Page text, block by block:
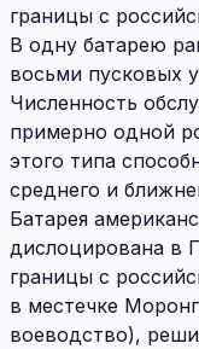
границы с
В одну батарею
восьми пусковых
Численность
примерно одной
этого типа
среднего и
Батарея
дислоцирована в
границы с
в местечке
воеводство),